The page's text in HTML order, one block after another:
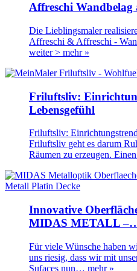
Affreschi Wandbelag
Die Lieblingsmaler
Affreschi & Affreschi -
weiter > mehr »
Friluftsliv:
Lebensgefühl
Friluftsliv:
Friluftsliv geht es darum
Räumen zu erzeugen.
Innovative
MIDAS METALL
Für viele Wünsche haben
uns riesig, dass wir mit
Sufaces nun… mehr »